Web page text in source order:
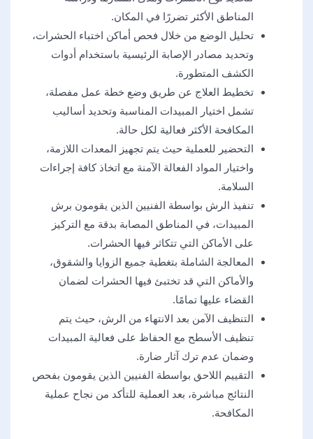
المناطق الأكثر تضررًا في المكان.
تحليل الوضع من خلال فحص أماكن اختباء الحشرات،
وتحديد مصادر الإصابة الرئيسية باستخدام أدوات
الكشف المتطورة.
تخطيط العلاج عن طريق وضع خطة عمل مفصلة،
تشمل اختيار المبيدات المناسبة وتحديد أساليب
المكافحة الأكثر فعالية لكل حالة.
التحضير للعملية حيث يتم تجهيز المعدات اللازمة،
واختيار المواد الفعالة الآمنة مع اتخاذ كافة إجراءات
السلامة.
تنفيذ الرش بواسطة الفنيين الذين يقومون برش
المبيدات، في المناطق المصابة بدقة مع التركيز
على الأماكن التي تتكاثر فيها الحشرات.
المعالجة الشاملة بتغطية جميع الزوايا والشقوق،
والأماكن التي قد تختبئ فيها الحشرات لضمان
القضاء عليها تمامًا.
التنظيف الآمن بعد الانتهاء من الرش، حيث يتم
تنظيف الأسطح مع الحفاظ على فعالية المبيدات
وضمان عدم ترك آثار ضارة.
التقييم اللاحق بواسطة الفنيين الذين يقومون بفحص
النتائج مباشرة، بعد العملية للتأكد من نجاح عملية
المكافحة.